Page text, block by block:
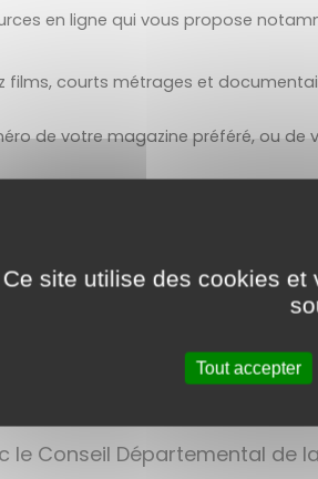
en ligne qui vous propose
films, courts métrages et
de votre magazine préféré, ou de
apprenez une langue étrangère et
dans l’une des bibliothèques
Conseil Départemental de
Ce site utilise des cookies et
Tout accepter